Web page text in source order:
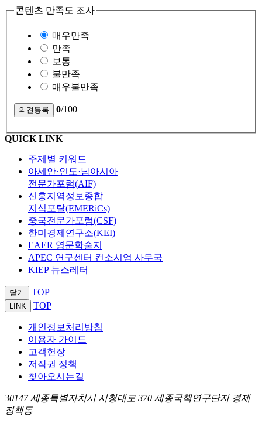
콘텐츠 만족도 조사
매우만족
만족
보통
불만족
매우불만족
0/100
QUICK LINK
주제별 키워드
아세안·인도·남아시아
전문가포럼(AIF)
신흥지역정보종합
지식포탈(EMERiCs)
중국전문가포럼(CSF)
한미경제연구소(KEI)
EAER 영문학술지
APEC 연구센터 컨소시엄 사무국
KIEP 뉴스레터
닫기 TOP
LINK TOP
개인정보처리방침
이용자 가이드
고객헌장
저작권 정책
찾아오시는길
30147 세종특별자치시 시청대로 370 세종국책연구단지 경제
정책동